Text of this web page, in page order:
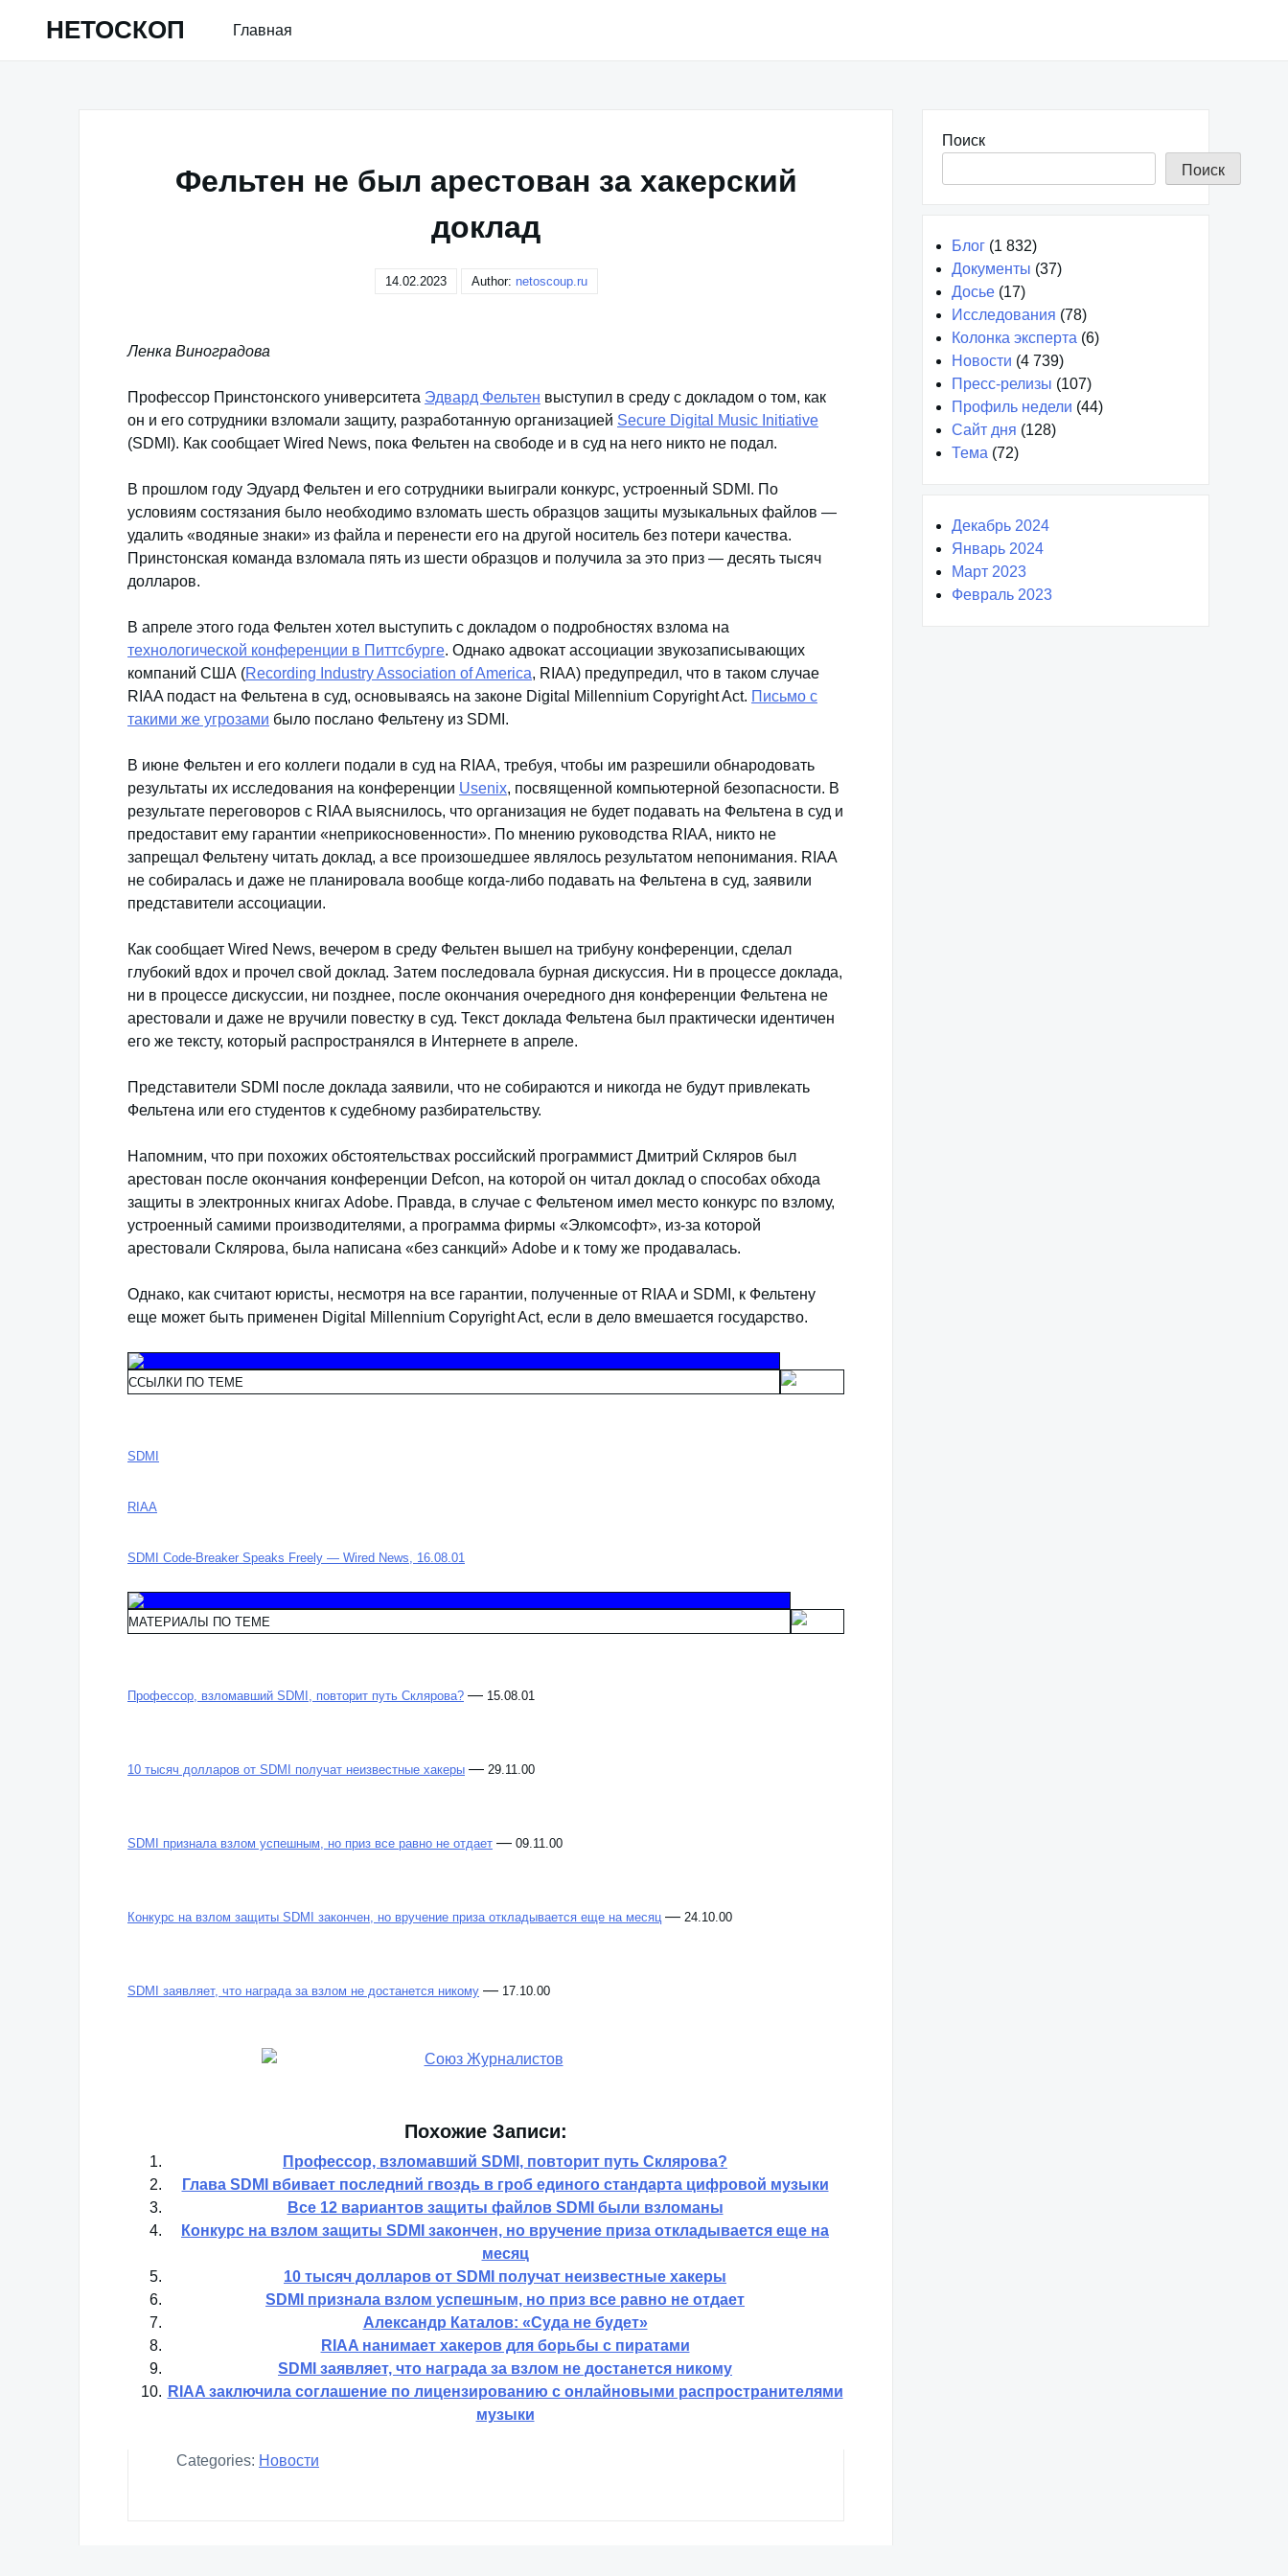
НЕТОСКОП Главная
Фельтен не был арестован за хакерский
доклад
14.02.2023 Author: netoscoup.ru
Ленка Виноградова
Профессор Принстонского университета Эдвард Фельтен выступил в среду с докладом о том, как
он и его сотрудники взломали защиту, разработанную организацией Secure Digital Music Initiative
(SDMI). Как сообщает Wired News, пока Фельтен на свободе и в суд на него никто не подал.
В прошлом году Эдуард Фельтен и его сотрудники выиграли конкурс, устроенный SDMI. По
условиям состязания было необходимо взломать шесть образцов защиты музыкальных файлов —
удалить «водяные знаки» из файла и перенести его на другой носитель без потери качества.
Принстонская команда взломала пять из шести образцов и получила за это приз — десять тысяч
долларов.
В апреле этого года Фельтен хотел выступить с докладом о подробностях взлома на
технологической конференции в Питтсбурге. Однако адвокат ассоциации звукозаписывающих
компаний США (Recording Industry Association of America, RIAA) предупредил, что в таком случае
RIAA подаст на Фельтена в суд, основываясь на законе Digital Millennium Copyright Act. Письмо с
такими же угрозами было послано Фельтену из SDMI.
В июне Фельтен и его коллеги подали в суд на RIAA, требуя, чтобы им разрешили обнародовать
результаты их исследования на конференции Usenix, посвященной компьютерной безопасности. В
результате переговоров с RIAA выяснилось, что организация не будет подавать на Фельтена в суд и
предоставит ему гарантии «неприкосновенности». По мнению руководства RIAA, никто не
запрещал Фельтену читать доклад, а все произошедшее являлось результатом непонимания. RIAA
не собиралась и даже не планировала вообще когда-либо подавать на Фельтена в суд, заявили
представители ассоциации.
Как сообщает Wired News, вечером в среду Фельтен вышел на трибуну конференции, сделал
глубокий вдох и прочел свой доклад. Затем последовала бурная дискуссия. Ни в процессе доклада,
ни в процессе дискуссии, ни позднее, после окончания очередного дня конференции Фельтена не
арестовали и даже не вручили повестку в суд. Текст доклада Фельтена был практически идентичен
его же тексту, который распространялся в Интернете в апреле.
Представители SDMI после доклада заявили, что не собираются и никогда не будут привлекать
Фельтена или его студентов к судебному разбирательству.
Напомним, что при похожих обстоятельствах российский программист Дмитрий Скляров был
арестован после окончания конференции Defcon, на которой он читал доклад о способах обхода
защиты в электронных книгах Adobe. Правда, в случае с Фельтеном имел место конкурс по взлому,
устроенный самими производителями, а программа фирмы «Элкомсофт», из-за которой
арестовали Склярова, была написана «без санкций» Adobe и к тому же продавалась.
Однако, как считают юристы, несмотря на все гарантии, полученные от RIAA и SDMI, к Фельтену
еще может быть применен Digital Millennium Copyright Act, если в дело вмешается государство.
ССЫЛКИ ПО ТЕМЕ
SDMI Code-Breaker Speaks Freely — Wired News, 16.08.01
SDMI признала взлом успешным, но приз все равно не отдает—09.11.00
Похожие Записи:
Профессор, взломавший SDMI, повторит путь Склярова?
Глава SDMI вбивает последний гвоздь в гроб единого стандарта цифровой музыки
Все 12 вариантов защиты файлов SDMI были взломаны
Конкурс на взлом защиты SDMI закончен, но вручение приза откладывается еще на
месяц
10 тысяч долларов от SDMI получат неизвестные хакеры
SDMI признала взлом успешным, но приз все равно не отдает
Александр Каталов: «Суда не будет»
SDMI заявляет, что награда за взлом не достанется никому
Поиск
Поиск
Блог (1 832)
Документы (37)
Досье (17)
Исследования (78)
Колонка эксперта (6)
Новости (4 739)
Пресс-релизы (107)
Профиль недели (44)
Сайт дня (128)
Тема (72)
Декабрь 2024
Январь 2024
Март 2023
Февраль 2023